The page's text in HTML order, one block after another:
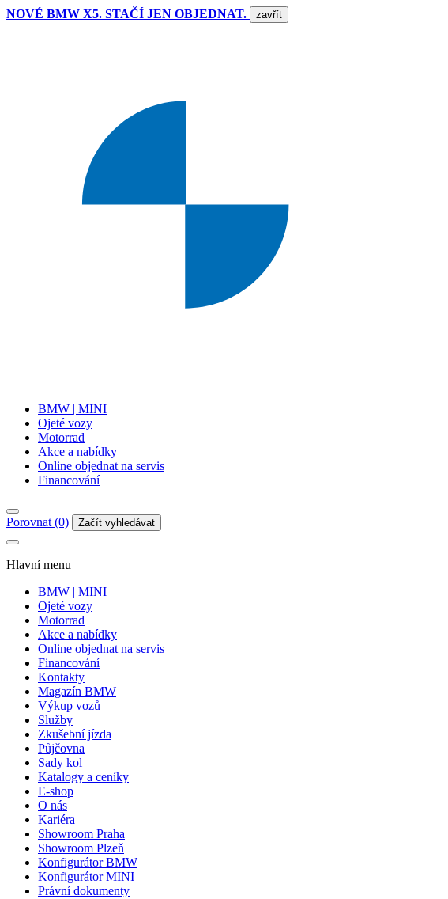
NOVÉ BMW X5. STAČÍ JEN OBJEDNAT. zavřít
BMW | MINI
Ojeté vozy
Motorrad
Akce a nabídky
Online objednat na servis
Financování
Porovnat (0) Začít vyhledávat
Hlavní menu
BMW | MINI
Ojeté vozy
Motorrad
Akce a nabídky
Online objednat na servis
Financování
Kontakty
Magazín BMW
Výkup vozů
Služby
Zkušební jízda
Půjčovna
Sady kol
Katalogy a ceníky
E-shop
O nás
Kariéra
Showroom Praha
Showroom Plzeň
Konfigurátor BMW
Konfigurátor MINI
Právní dokumenty